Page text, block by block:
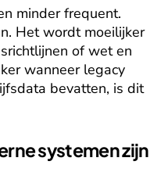
minder frequent.
Het wordt moeilijker
of wet en
wanneer legacy
bevatten, is dit
systemen zijn